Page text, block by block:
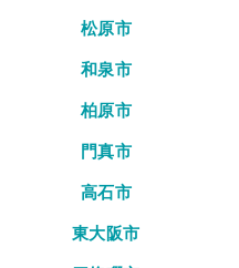
松原市
和泉市
柏原市
門真市
高石市
東大阪市